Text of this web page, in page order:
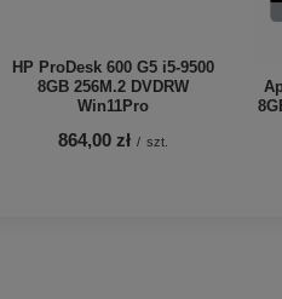
HP ProDesk 600 G5 i5-9500
8GB 256M.2 DVDRW
Win11Pro
864,00 zł / szt.